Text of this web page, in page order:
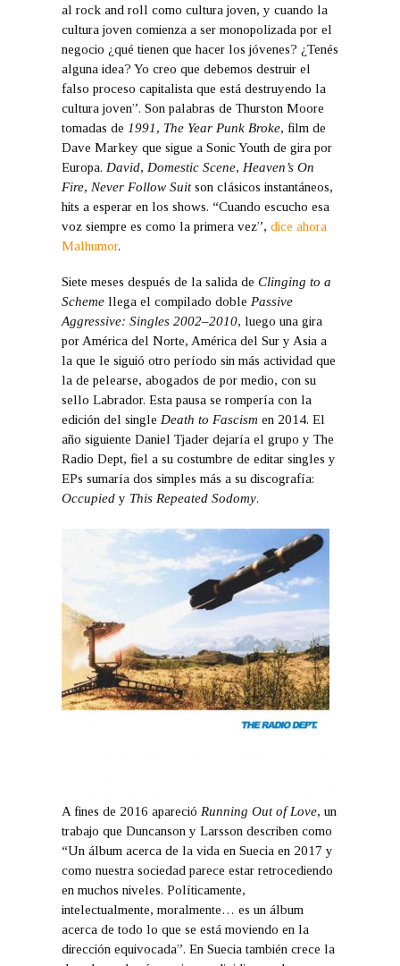
al rock and roll como cultura joven, y cuando la
cultura joven comienza a ser monopolizada por el
negocio ¿qué tienen que hacer los jóvenes? ¿Tenés
alguna idea? Yo creo que debemos destruir el
falso proceso capitalista que está destruyendo la
cultura joven”. Son palabras de Thurston Moore
tomadas de 1991, The Year Punk Broke, film de
Dave Markey que sigue a Sonic Youth de gira por
Europa. David, Domestic Scene, Heaven’s On
Fire, Never Follow Suitson clásicos instantáneos,
hits a esperar en los shows. “Cuando escucho esa
voz siempre es como la primera vez”, dice ahora
Malhumor.
Siete meses después de la salida de Clinging to a
Scheme llega el compilado doble Passive
Aggressive: Singles 2002–2010, luego una gira
por América del Norte, América del Sur y Asia a
la que le siguió otro período sin más actividad que
la de pelearse, abogados de por medio, con su
sello Labrador. Esta pausa se rompería con la
edición del single Death to Fascism en 2014. El
año siguiente Daniel Tjader dejaría el grupo y The
Radio Dept, fiel a su costumbre de editar singles y
EPs sumaría dos simples más a su discografía:
Occupied y This Repeated Sodomy.
A fines de 2016 apareció Running Out of Love, un
trabajo que Duncanson y Larsson describen como
“Un álbum acerca de la vida en Suecia en 2017 y
como nuestra sociedad parece estar retrocediendo
en muchos niveles. Políticamente,
intelectualmente, moralmente… es un álbum
acerca de todo lo que se está moviendo en la
dirección equivocada”. En Suecia también crece la